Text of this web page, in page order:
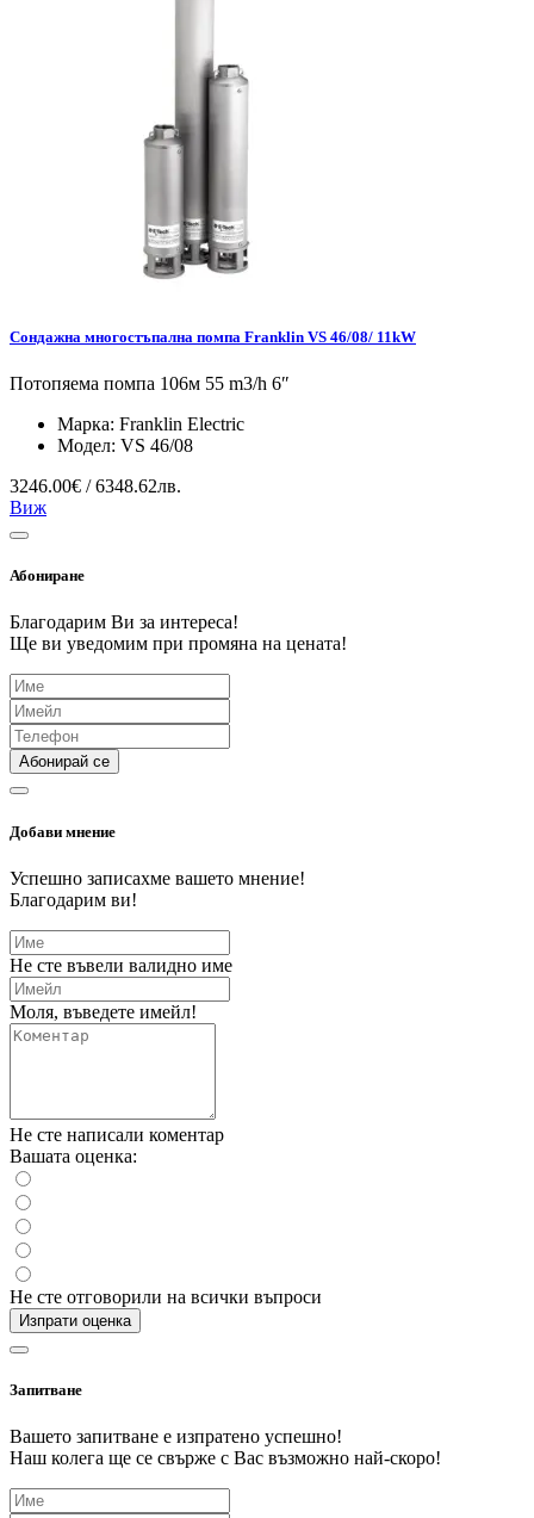
Сондажна многостъпална помпа Franklin VS 46/08/ 11kW
Потопяема помпа 106м 55 m3/h 6″
Марка: Franklin Electric
Модел: VS 46/08
3246.00€ / 6348.62лв.
Виж
Абониране
Благодарим Ви за интереса!
Ще ви уведомим при промяна на цената!
Абонирай се
Добави мнение
Успешно записахме вашето мнение!
Благодарим ви!
Не сте въвели валидно име
Моля, въведете имейл!
Не сте написали коментар
Вашата оценка:
Не сте отговорили на всички въпроси
Изпрати оценка
Запитване
Вашето запитване е изпратено успешно!
Наш колега ще се свърже с Вас възможно най-скоро!